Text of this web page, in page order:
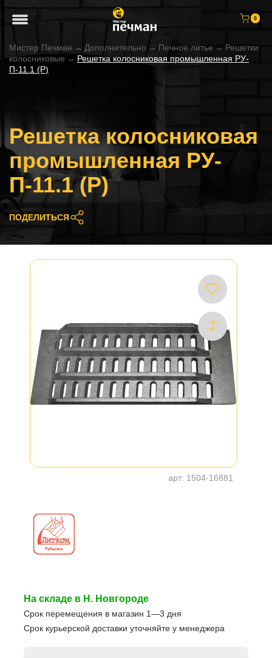
0
Мистер Печман → Дополнительно → Печное литье → Решетки
колосниковые → Решетка колосниковая промышленная РУ-
П-11.1 (Р)
Решетка колосниковая
промышленная РУ-
П-11.1 (Р)
ПОДЕЛИТЬСЯ
арт: 1504-16881
На складе в Н. Новгороде
Срок перемещения в магазин 1—3 дня
Срок курьерской доставки уточняйте у менеджера